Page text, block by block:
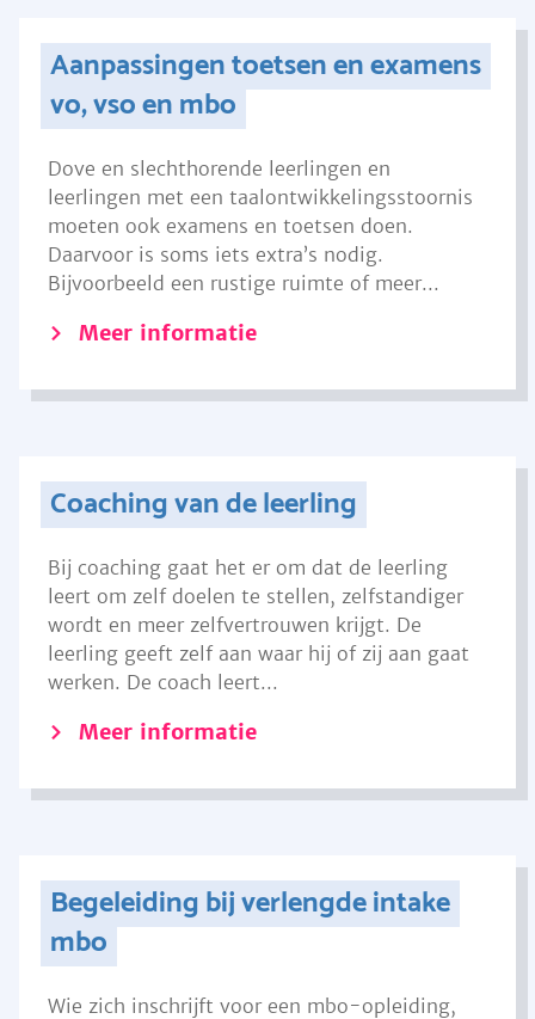
Aanpassingen toetsen en examens
vo, vso en mbo
Dove en slechthorende leerlingen en
leerlingen met een taalontwikkelingsstoornis
moeten ook examens en toetsen doen.
Daarvoor is soms iets extra’s nodig.
Bijvoorbeeld een rustige ruimte of meer...
Meer informatie
Coaching van de leerling
Bij coaching gaat het er om dat de leerling
leert om zelf doelen te stellen, zelfstandiger
wordt en meer zelfvertrouwen krijgt. De
leerling geeft zelf aan waar hij of zij aan gaat
werken. De coach leert...
Meer informatie
Begeleiding bij verlengde intake
mbo
Wie zich inschrijft voor een mbo-opleiding,